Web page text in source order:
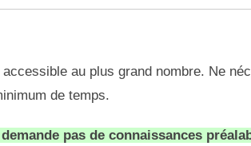
au plus grand nombre. Ne
de temps.
pas de connaissances